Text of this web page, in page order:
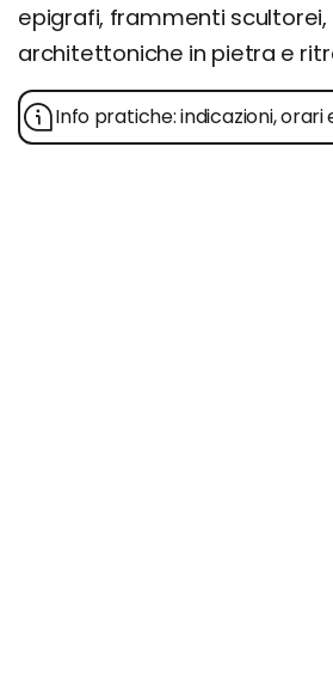
epigrafi, frammenti scultorei,
architettoniche in pietra e
Info pratiche: indicazioni, orari